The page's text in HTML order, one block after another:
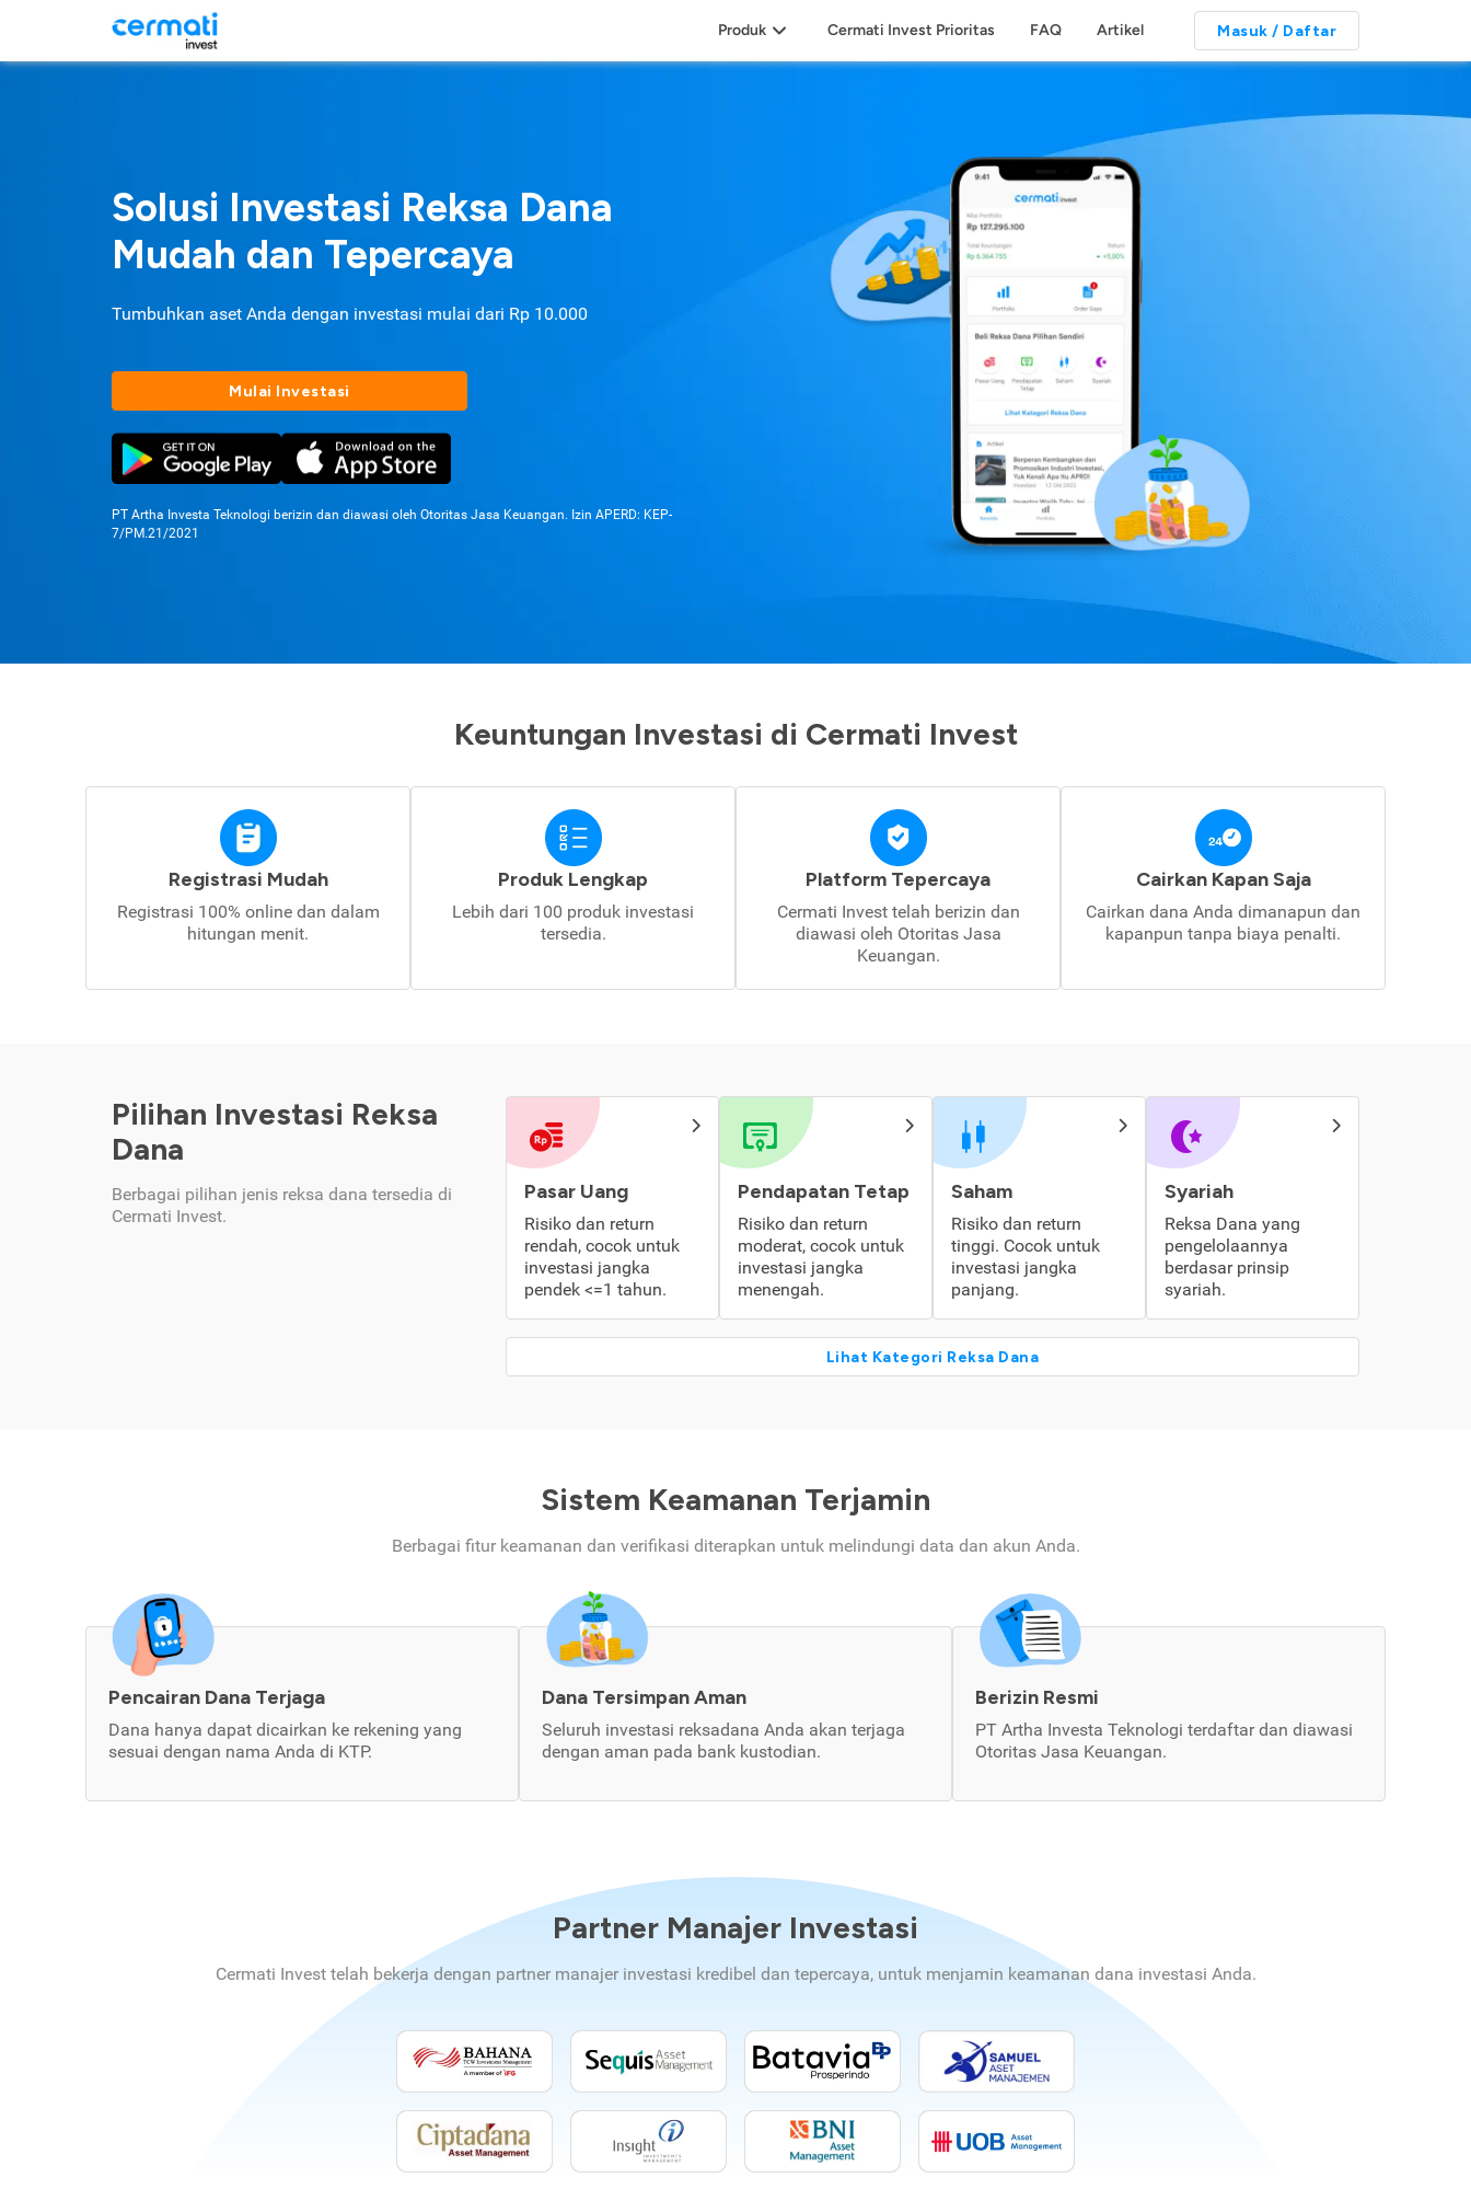
Produk Cermati Invest Prioritas FAQ Artikel Masuk / Daftar
Solusi Investasi Reksa Dana
Mudah dan Tepercaya
Tumbuhkan aset Anda dengan investasi mulai dari Rp 10.000
Mulai Investasi
PT Artha Investa Teknologi berizin dan diawasi oleh Otoritas Jasa Keuangan. Izin APERD: KEP-
7/PM.21/2021
Keuntungan Investasi di Cermati Invest
Registrasi Mudah
Registrasi 100% online dan dalam
hitungan menit.
Produk Lengkap
Lebih dari 100 produk investasi
tersedia.
Platform Tepercaya
Cermati Invest telah berizin dan
diawasi oleh Otoritas Jasa
Keuangan.
Cairkan Kapan Saja
Cairkan dana Anda dimanapun dan
kapanpun tanpa biaya penalti.
Pilihan Investasi Reksa
Dana
Berbagai pilihan jenis reksa dana tersedia di
Cermati Invest.
Pasar Uang
Risiko dan return
rendah, cocok untuk
investasi jangka
pendek <=1 tahun.
Pendapatan Tetap
Risiko dan return
moderat, cocok untuk
investasi jangka
menengah.
Saham
Risiko dan return
tinggi. Cocok untuk
investasi jangka
panjang.
Syariah
Reksa Dana yang
pengelolaannya
berdasar prinsip
syariah.
Lihat Kategori Reksa Dana
Sistem Keamanan Terjamin
Berbagai fitur keamanan dan verifikasi diterapkan untuk melindungi data dan akun Anda.
Pencairan Dana Terjaga
Dana hanya dapat dicairkan ke rekening yang
sesuai dengan nama Anda di KTP.
Dana Tersimpan Aman
Seluruh investasi reksadana Anda akan terjaga
dengan aman pada bank kustodian.
Berizin Resmi
PT Artha Investa Teknologi terdaftar dan diawasi
Otoritas Jasa Keuangan.
Partner Manajer Investasi
Cermati Invest telah bekerja dengan partner manajer investasi kredibel dan tepercaya, untuk menjamin keamanan dana investasi Anda.